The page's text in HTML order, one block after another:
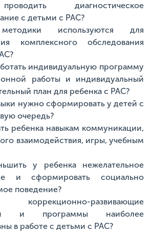
диагностическое
с детьми с РАС?
используются для
комплексного обследования
индивидуальную программу
работы и индивидуальный
план для ребенка с РАС?
нужно сформировать у детей с
очередь?
ребенка навыкам коммуникации,
взаимодействия, игры, учебным
у ребенка нежелательное
и сформировать социально
поведение?
развивающие
и программы наиболее
в работе с детьми с РАС?